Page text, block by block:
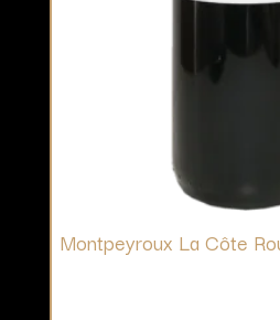
Montpeyroux La Côte